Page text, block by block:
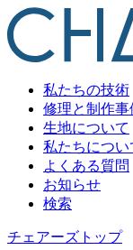
私たちの技術
修理と制作事
生地について
私たちについ
よくある質問
お知らせ
検索
チェアーズトップ